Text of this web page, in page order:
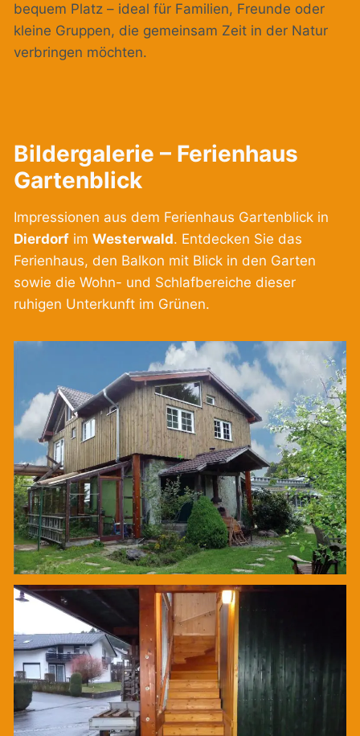
bequem Platz – ideal für Familien, Freunde oder
kleine Gruppen, die gemeinsam Zeit in der Natur
verbringen möchten.
Bildergalerie – Ferienhaus
Gartenblick
Impressionen aus dem Ferienhaus Gartenblick in
Dierdorf im Westerwald. Entdecken Sie das
Ferienhaus, den Balkon mit Blick in den Garten
sowie die Wohn- und Schlafbereiche dieser
ruhigen Unterkunft im Grünen.